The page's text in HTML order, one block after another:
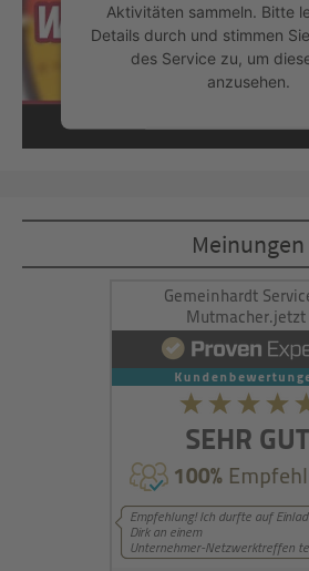
Aktivitäten sammeln. Bitte
Details durch und stimmen
des Service zu, um
anzusehen.
Mehr
powered byUsercentrics
Management Platform&
Meinungen